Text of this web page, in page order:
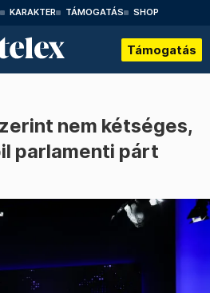
KARAKTER TÁMOGATÁS SHOP
Támogatás
nem kétséges,
parlamenti párt